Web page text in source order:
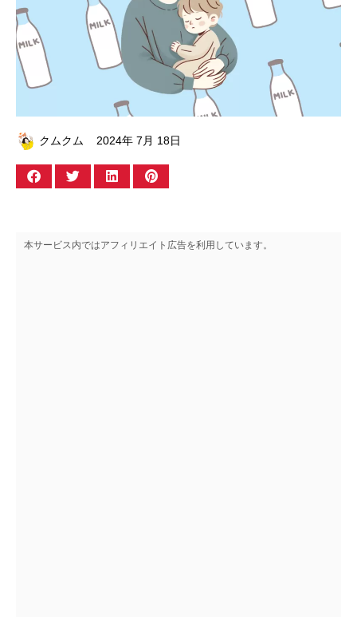
クムクム 2024年 7月 18日
本サービス内ではアフィリエイト広告を利用しています。